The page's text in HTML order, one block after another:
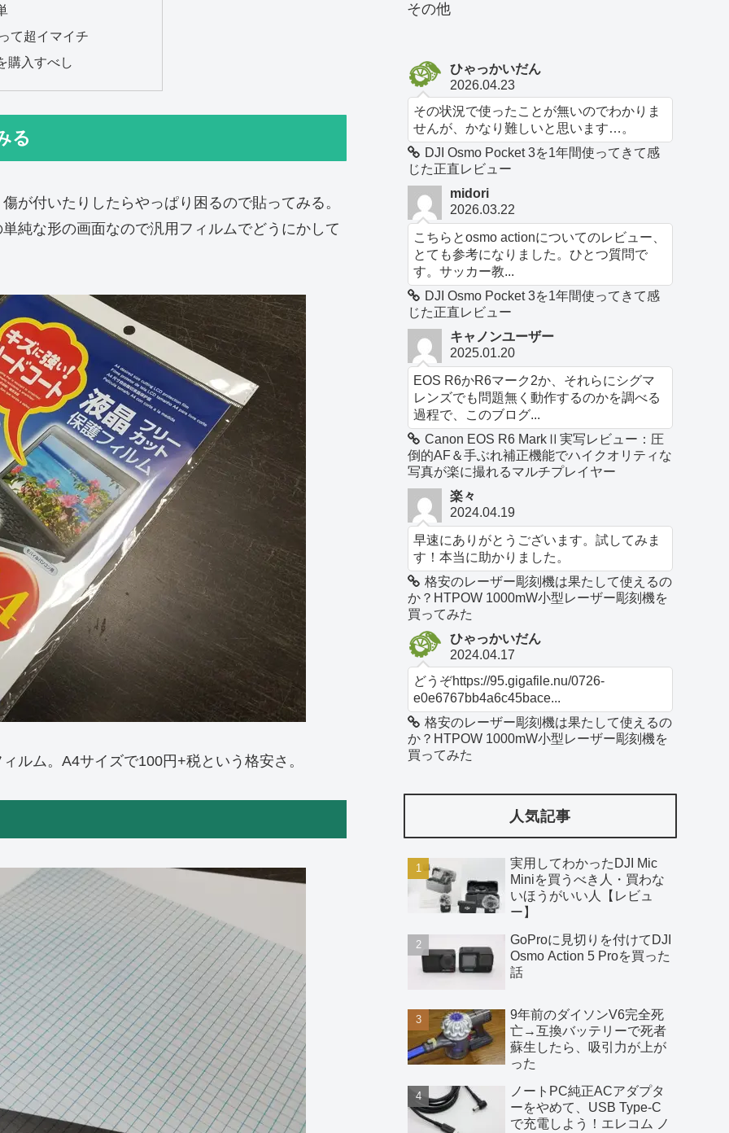
て超イマイチ
購入すべし
る
が付いたりしたらやっぱり困るので貼ってみる。
純な形の画面なので汎用フィルムでどうにかして
ルム。A4サイズで100円+税という格安さ。
その他
ひゃっかいだん
2026.04.23
その状況で使ったことが無いのでわかりま
せんが、かなり難しいと思います…。
DJI Osmo Pocket 3を1年間使ってきて感
じた正直レビュー
midori
2026.03.22
こちらとosmo actionについてのレビュー、
とても参考になりました。ひとつ質問で
す。サッカー教...
DJI Osmo Pocket 3を1年間使ってきて感
じた正直レビュー
キャノンユーザー
2025.01.20
EOS R6かR6マーク2か、それらにシグマ
レンズでも問題無く動作するのかを調べる
過程で、このブログ...
Canon EOS R6 MarkⅡ実写レビュー：圧
倒的AF＆手ぶれ補正機能でハイクオリティな
写真が楽に撮れるマルチプレイヤー
楽々
2024.04.19
早速にありがとうございます。試してみま
す！本当に助かりました。
格安のレーザー彫刻機は果たして使えるの
か？HTPOW 1000mW小型レーザー彫刻機を
買ってみた
ひゃっかいだん
2024.04.17
どうぞhttps://95.gigafile.nu/0726-
e0e6767bb4a6c45bace...
格安のレーザー彫刻機は果たして使えるの
か？HTPOW 1000mW小型レーザー彫刻機を
買ってみた
人気記事
実用してわかったDJI Mic
Miniを買うべき人・買わな
いほうがいい人【レビュ
ー】
GoProに見切りを付けてDJI
Osmo Action 5 Proを買った
話
9年前のダイソンV6完全死
亡→互換バッテリーで死者
蘇生したら、吸引力が上が
った
ノートPC純正ACアダプタ
ーをやめて、USB Type-C
で充電しよう！エレコム ノ